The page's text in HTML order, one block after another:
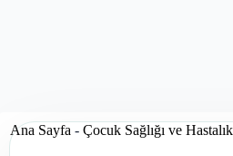
Ana Sayfa - Çocuk Sağlığı ve